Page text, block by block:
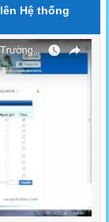
Hệ thống